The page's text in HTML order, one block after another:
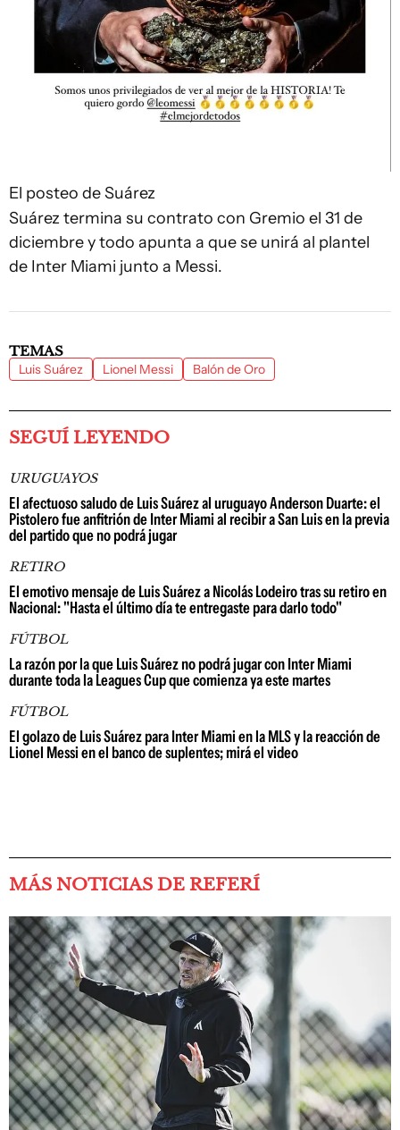
El posteo de Suárez
Suárez termina su contrato con Gremio el 31 de
diciembre y todo apunta a que se unirá al plantel
de Inter Miami junto a Messi.
TEMAS
Luis Suárez Lionel Messi Balón de Oro
SEGUÍ LEYENDO
URUGUAYOS
El afectuoso saludo de Luis Suárez al uruguayo Anderson Duarte: el
Pistolero fue anfitrión de Inter Miami al recibir a San Luis en la previa
del partido que no podrá jugar
RETIRO
El emotivo mensaje de Luis Suárez a Nicolás Lodeiro tras su retiro en
Nacional: "Hasta el último día te entregaste para darlo todo"
FÚTBOL
La razón por la que Luis Suárez no podrá jugar con Inter Miami
durante toda la Leagues Cup que comienza ya este martes
FÚTBOL
El golazo de Luis Suárez para Inter Miami en la MLS y la reacción de
Lionel Messi en el banco de suplentes; mirá el video
MÁS NOTICIAS DE REFERÍ